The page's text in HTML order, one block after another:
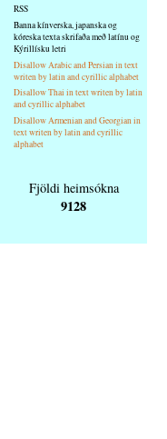
RSS
Banna kínverska, japanska og
kóreska texta skrifaða með latínu og
Kýrillísku letri
Disallow Arabic and Persian in text
writen by latin and cyrillic alphabet
Disallow Thai in text writen by latin
and cyrillic alphabet
Disallow Armenian and Georgian in
text writen by latin and cyrillic
alphabet
Fjöldi heimsókna
9128